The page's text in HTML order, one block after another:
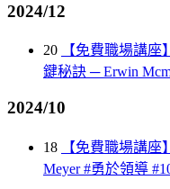
2024/12
20
【免費職場講
鍵秘訣 ─ Erwin
2024/10
18
【免費職場講
Meyer #勇於領導